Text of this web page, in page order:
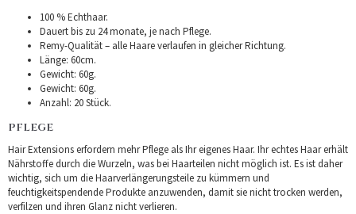
100 % Echthaar.
Dauert bis zu 24 monate, je nach Pflege.
Remy-Qualität – alle Haare verlaufen in gleicher Richtung.
Länge: 60cm.
Gewicht: 60g.
Gewicht: 60g.
Anzahl: 20 Stück.
PFLEGE
Hair Extensions erfordern mehr Pflege als Ihr eigenes Haar. Ihr echtes Haar erhält
Nährstoffe durch die Wurzeln, was bei Haarteilen nicht möglich ist. Es ist daher
wichtig, sich um die Haarverlängerungsteile zu kümmern und
feuchtigkeitspendende Produkte anzuwenden, damit sie nicht trocken werden,
verfilzen und ihren Glanz nicht verlieren.